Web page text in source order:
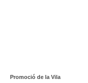
Promoció de la Vila